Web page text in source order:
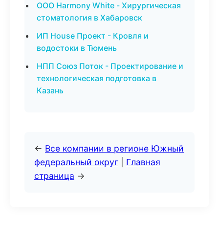
ООО Harmony White - Хирургическая
стоматология в Хабаровск
ИП House Проект - Кровля и
водостоки в Тюмень
НПП Союз Поток - Проектирование и
технологическая подготовка в
Казань
← Все компании в регионе Южный
федеральный округ
Главная
страница →